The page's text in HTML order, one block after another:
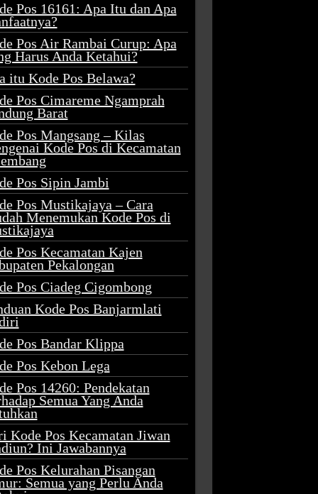
Pos 16161: Apa Itu dan Apa
Pos Air Rambai Curup: Apa
Harus Anda Ketahui?
itu Kode Pos Belawa?
Pos Cimareme Ngamprah
Barat
Pos Mangsang – Kilas
Kode Pos di Kecamatan
Pos Sipin Jambi
Pos Mustikajaya – Cara
Menemukan Kode Pos di
Pos Kecamatan Kajen
Pekalongan
Pos Ciadeg Cigombong
Kode Pos Banjarmlati
Pos Bandar Klippa
Pos Kebon Lega
Pos 14260: Pendekatan
Semua Yang Anda
Kode Pos Kecamatan Jiwan
Ini Jawabannya
Pos Kelurahan Pisangan
Semua yang Perlu Anda